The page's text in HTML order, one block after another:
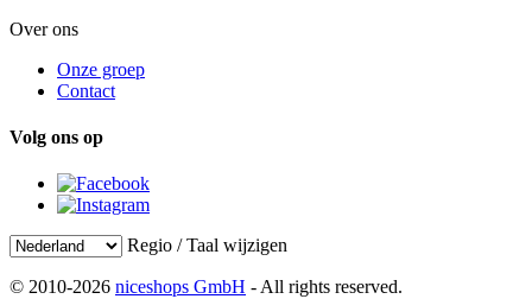
Over ons
Onze groep
Contact
Volg ons op
Regio / Taal wijzigen
© 2010-2026 niceshops GmbH - All rights reserved.